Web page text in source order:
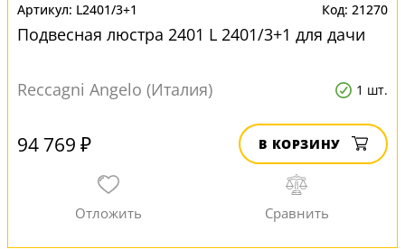
L2401/3+1 21270
Подвесная люстра 2401 L 2401/3+1 для дачи
Reccagni Angelo (Италия) 1 шт.
94 769 ₽ В КОРЗИНУ